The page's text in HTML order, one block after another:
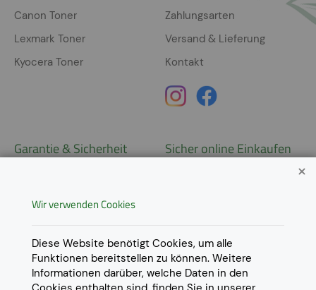
Canon Toner
Lexmark Toner
Kyocera Toner
Zahlungsarten
Versand & Lieferung
Kontakt
Garantie & Sicherheit
Datenschutz
Impressum
Cookie Einstellungen
Sicher online Einkaufen
Lieferungen in weitere Länder
gerne aufAnfrage
Wir verwenden Cookies
Diese Website benötigt Cookies, um alle
Funktionen bereitstellen zu können. Weitere
Informationen darüber, welche Daten in den